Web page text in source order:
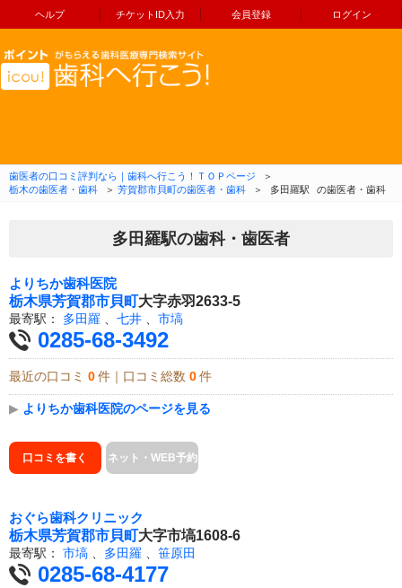
ヘルプ チケットID入力 会員登録 ログイン
コンテンツへ移動
歯医者の口コミ評判なら｜歯科へ行こう！ＴＯＰページ
＞
栃木の歯医者・歯科
＞ 芳賀郡市貝町の歯医者・歯科 ＞ 多田羅駅 の歯医者・歯科
多田羅駅の歯科・歯医者
よりちか歯科医院
栃木県芳賀郡市貝町大字赤羽2633-5
最寄駅： 多田羅 七井 市塙
0285-68-3492
最近の口コミ 0 件｜口コミ総数 0 件
▶ よりちか歯科医院のページを見る
口コミを書く ネット・WEB予約
おぐら歯科クリニック
栃木県芳賀郡市貝町大字市塙1608-6
最寄駅： 市塙 、 多田羅 、 笹原田
0285-68-4177